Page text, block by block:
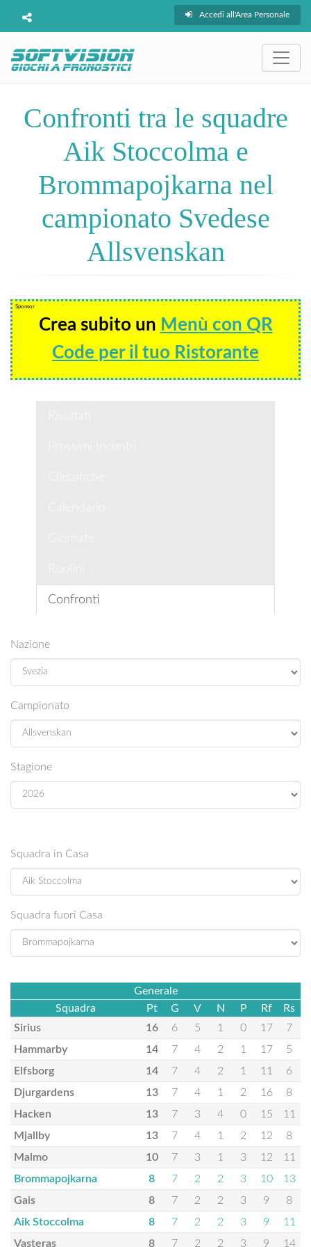
Accedi all'Area Personale
Confronti tra le squadre
Aik Stoccolma e
Brommapojkarna nel
campionato Svedese
Allsvenskan
Sponsor
Crea subito un Menù con QR
Code per il tuo Ristorante
Confronti
Nazione
Campionato
Stagione
Squadra in Casa
Squadra fuori Casa
Generale
Squadra
Pt G V N P Rf
Rs
Sirius
16 6 5 1 0 17
7
Hammarby
14 7 4 2 1 17
5
Elfsborg
14 7 4 2 1 11
6
Djurgardens
13 7 4 1 2 16
8
Hacken
13 7 3 4 0 15
11
Mjallby
13 7 4 1 2 12
8
Malmo
10 7 3 1 3 12
11
Brommapojkarna
8 7 2 2 3 10
13
Gais
8 7 2 2 3 9
8
Aik Stoccolma
8 7 2 2 3 9
11
Vasteras
8 7 2 2 3 9 14